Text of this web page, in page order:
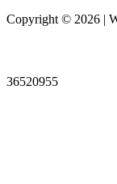
Copyright © 2026 |
36520955